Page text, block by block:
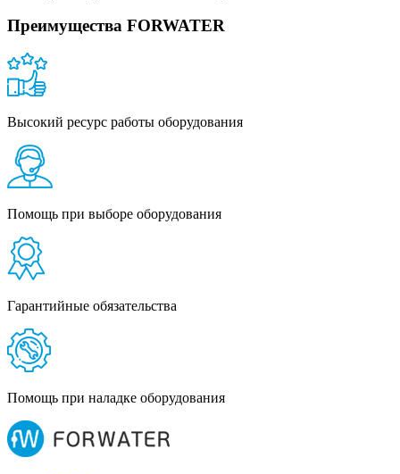
Преимущества FORWATER
Высокий ресурс работы оборудования
Помощь при выборе оборудования
Гарантийные обязательства
Помощь при наладке оборудования